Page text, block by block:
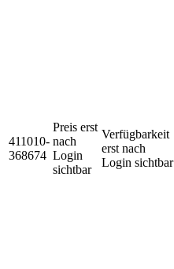
411010-
368674
Preis erst
nach
Login
sichtbar
Verfügbarkeit
erst nach
Login sichtbar